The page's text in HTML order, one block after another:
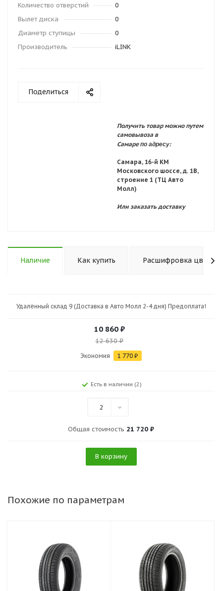
Количество отверстий
0
Вылет диска
0
Диаметр ступицы
0
Производитель
iLINK
Поделиться
Получить товар можно путем
самовывоза в
Самарепо адресу:
Самара, 16-й КМ
Московского шоссе, д. 1В,
строение 1 (ТЦ Авто
Молл)
Или заказать доставку
Наличие Как купить Расшифровка цветов
Удалённый склад 9 (Доставка в Авто Молл 2-4 дня) Предоплата!
10 860₽
12 630₽
Экономия 1 770 ₽
Есть в наличии (2)
2
Общая стоимость 21 720 ₽
В корзину
Похожие по параметрам